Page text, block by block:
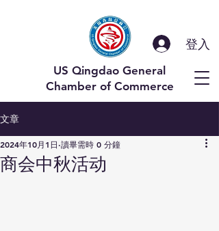
登入
US Qingdao General
Chamber of Commerce
文章
商会中秋活动
2024年10月1日 讀畢需時 0 分鐘